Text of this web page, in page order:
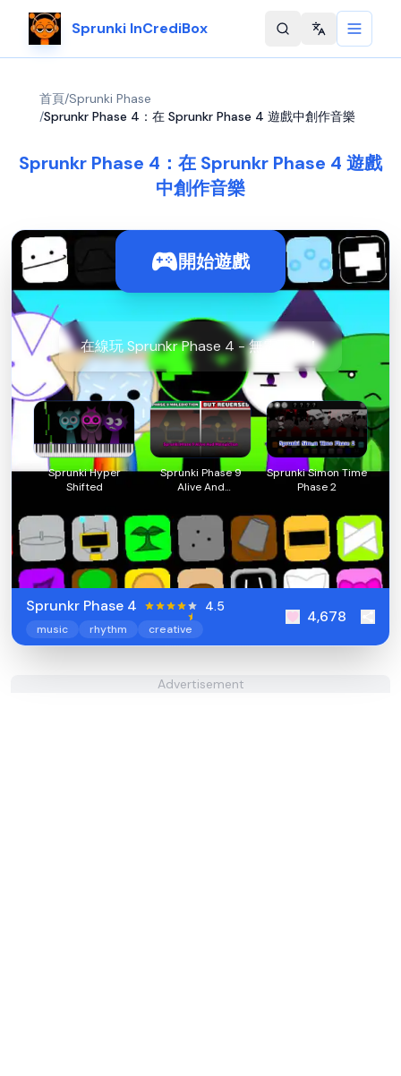
Sprunki InCrediBox Change
首頁/Sprunki Phase
/Sprunkr Phase 4：在 Sprunkr Phase 4 遊戲中創作音樂
Sprunkr Phase 4：在 Sprunkr Phase 4 遊戲
中創作音樂
開始遊戲
在線玩 Sprunkr Phase 4 - 無需下載！
Sprunki Hyper
Shifted
Sprunki Phase 9
Alive And
Sprunki Simon Time
Phase 2
Sprunkr Phase 4 4.5
music rhythm creative
4,678
Advertisement